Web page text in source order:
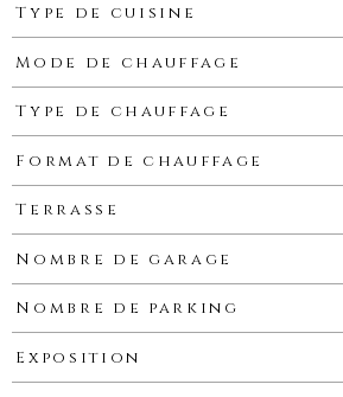
Type de cuisine
Mode de chauffage
Type de chauffage
Format de chauffage
Terrasse
Nombre de garage
Nombre de parking
Exposition